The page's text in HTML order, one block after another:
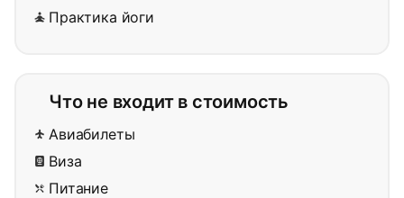
Практика йоги
Что не входит в стоимость
Авиабилеты
Виза
Питание